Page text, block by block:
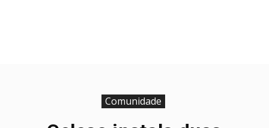
Comunidade